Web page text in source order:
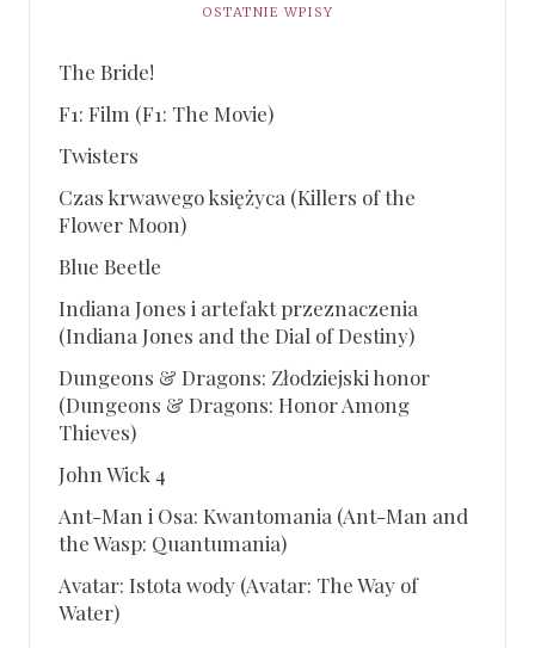
OSTATNIE WPISY
The Bride!
F1: Film (F1: The Movie)
Twisters
Czas krwawego księżyca (Killers of the
Flower Moon)
Blue Beetle
Indiana Jones i artefakt przeznaczenia
(Indiana Jones and the Dial of Destiny)
Dungeons & Dragons: Złodziejski honor
(Dungeons & Dragons: Honor Among
Thieves)
John Wick 4
Ant-Man i Osa: Kwantomania (Ant-Man and
the Wasp: Quantumania)
Avatar: Istota wody (Avatar: The Way of
Water)